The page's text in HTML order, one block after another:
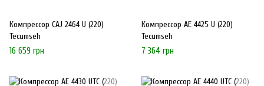
Компрессор CAJ 2464 U (220)
Tecumseh
16 659 грн
Компрессор AE 4425 U (220)
Tecumseh
7 364 грн